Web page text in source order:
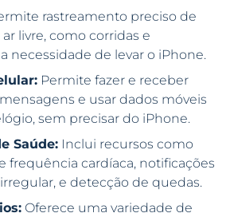
rastreamento preciso de
livre, como corridas e
necessidade de levar o iPhone.
Permite fazer e receber
e usar dados móveis
sem precisar do iPhone.
Saúde: Inclui recursos como
frequência cardíaca, notificações
e detecção de quedas.
Oferece uma variedade de